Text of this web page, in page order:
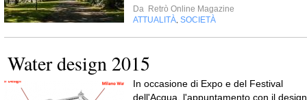
Da Retrò Online Magazine
ATTUALITÀ SOCIETÀ
Water design 2015
In occasione di Expo e del Festival
dell'Acqua, l'appuntamento con il design